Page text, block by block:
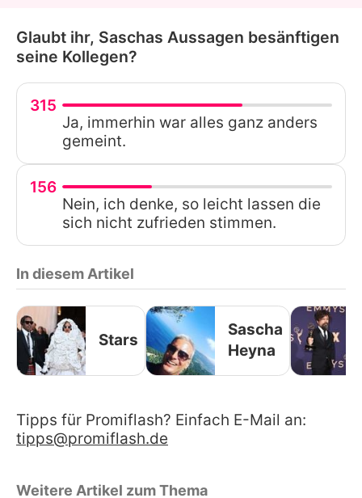
Glaubt ihr, Saschas Aussagen besänftigen
seine Kollegen?
315
Ja, immerhin war alles ganz anders
gemeint.
156
Nein, ich denke, so leicht lassen die
sich nicht zufrieden stimmen.
In diesem Artikel
Stars
Sascha
Heyna
Tipps für Promiflash? Einfach E-Mail an:
tipps@promiflash.de
Weitere Artikel zum Thema